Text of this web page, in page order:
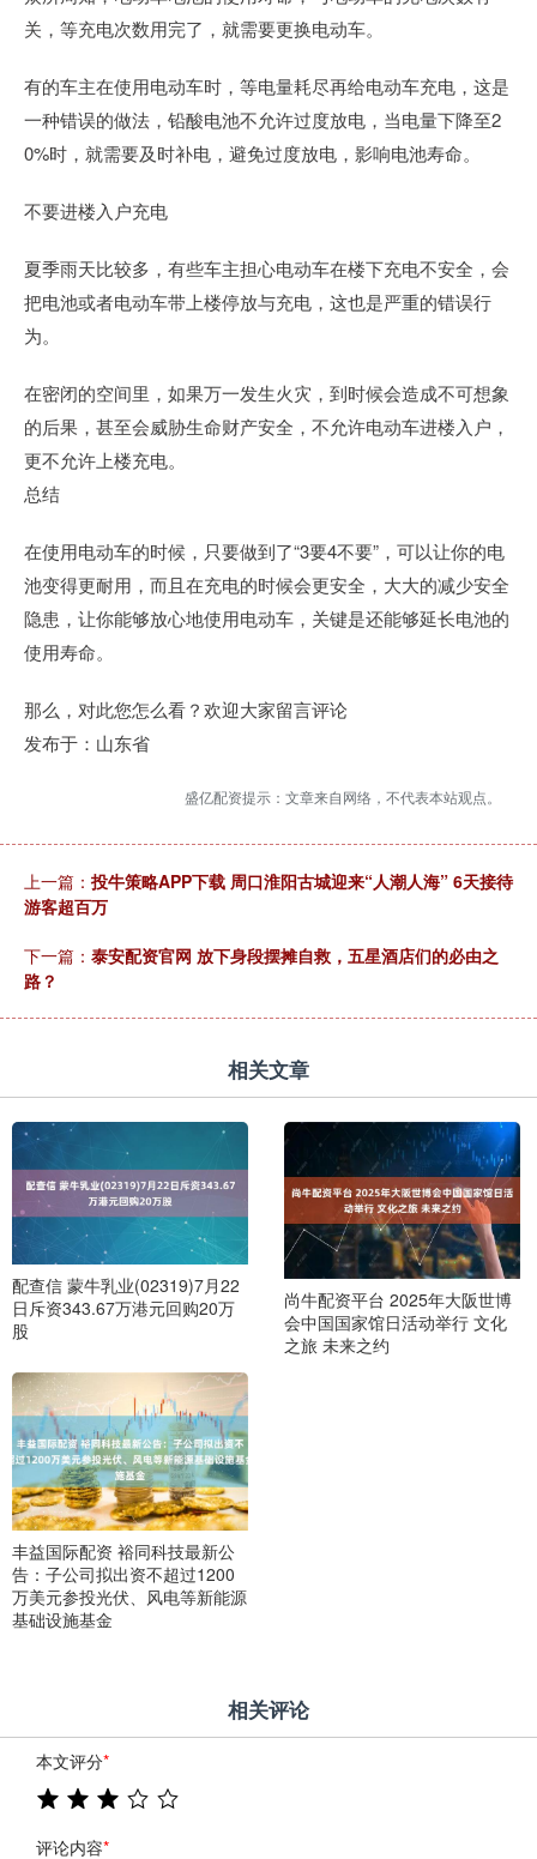
关，等充电次数用完了，就需要更换电动车。
有的车主在使用电动车时，等电量耗尽再给电动车充电，这是
一种错误的做法，铅酸电池不允许过度放电，当电量下降至2
0%时，就需要及时补电，避免过度放电，影响电池寿命。
不要进楼入户充电
夏季雨天比较多，有些车主担心电动车在楼下充电不安全，会
把电池或者电动车带上楼停放与充电，这也是严重的错误行
为。
在密闭的空间里，如果万一发生火灾，到时候会造成不可想象
的后果，甚至会威胁生命财产安全，不允许电动车进楼入户，
更不允许上楼充电。
总结
在使用电动车的时候，只要做到了“3要4不要”，可以让你的电
池变得更耐用，而且在充电的时候会更安全，大大的减少安全
隐患，让你能够放心地使用电动车，关键是还能够延长电池的
使用寿命。
那么，对此您怎么看？欢迎大家留言评论
发布于：山东省
盛亿配资提示：文章来自网络，不代表本站观点。
上一篇： 投牛策略APP下载 周口淮阳古城迎来“人潮人海” 6天接待
游客超百万
下一篇： 泰安配资官网 放下身段摆摊自救，五星酒店们的必由之
路？
相关文章
配查信 蒙牛乳业(02319)7月22
日斥资343.67万港元回购20万
股
尚牛配资平台 2025年大阪世博
会中国国家馆日活动举行 文化
之旅 未来之约
丰益国际配资 裕同科技最新公
告：子公司拟出资不超过1200
万美元参投光伏、风电等新能源
基础设施基金
相关评论
本文评分*
评论内容*